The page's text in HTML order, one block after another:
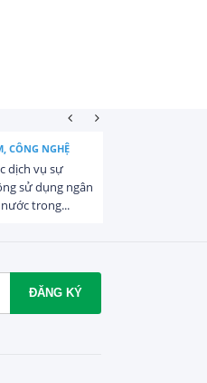
CÔNG NGHỆ
dịch vụ sự
sử dụng ngân
trong...
ĐĂNG KÝ